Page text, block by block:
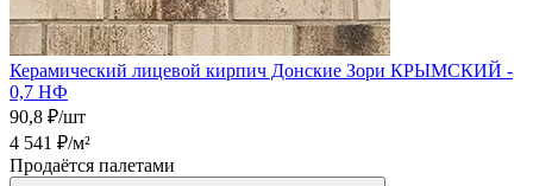
Керамический лицевой кирпич Донские Зори КРЫМСКИЙ -
0,7 НФ
90,8 ₽/шт
4 541 ₽/м²
Продаётся палетами